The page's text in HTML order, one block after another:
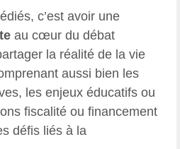
c’est avoir une
au cœur du débat
la réalité de la vie
aussi bien les
les enjeux éducatifs ou
fiscalité ou financement
défis liés à la